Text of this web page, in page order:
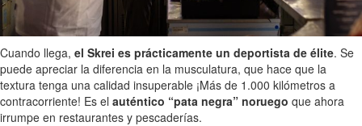
Cuando llega, el Skrei es prácticamente un deportista de élite. Se
puede apreciar la diferencia en la musculatura, que hace que la
textura tenga una calidad insuperable ¡Más de 1.000 kilómetros a
contracorriente! Es el auténtico “pata negra” noruego que ahora
irrumpe en restaurantes y pescaderías.